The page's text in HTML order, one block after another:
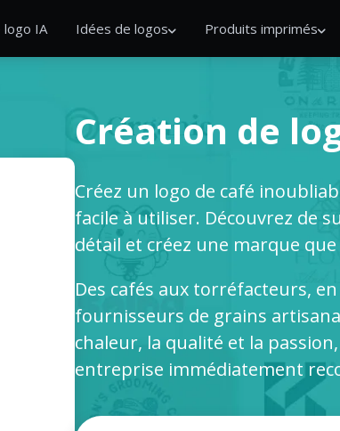
logo IA Idées de logos Produits imprimés
Création de
Créez un logo de café
facile à utiliser. Découvrez de
détail et créez une marque
Des cafés aux torréfacteurs,
fournisseurs de grains
chaleur, la qualité et la
entreprise immédiatement